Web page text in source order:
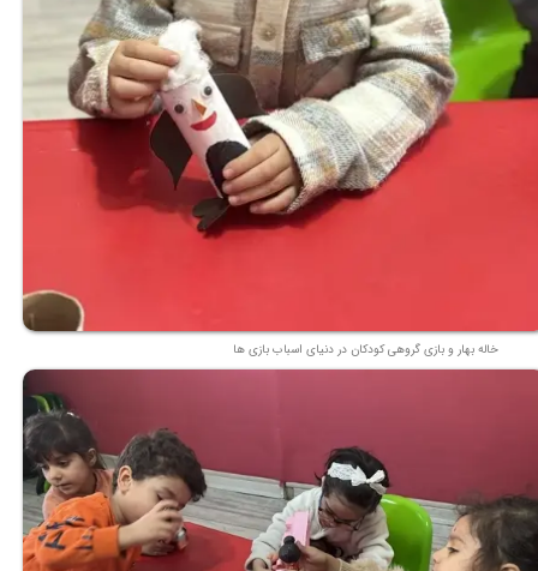
خاله بهار و بازی گروهی کودکان در دنیای اسباب بازی ها